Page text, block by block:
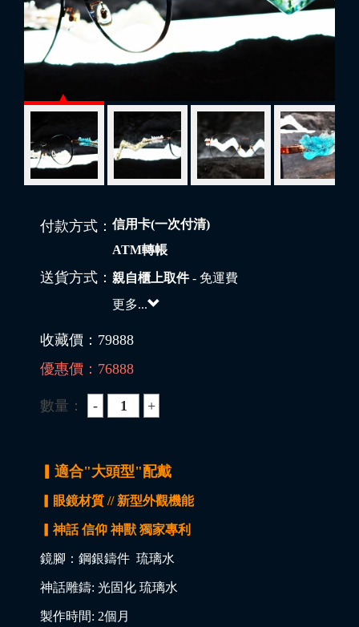
付款方式： 信用卡(一次付清)
ATM轉帳
送貨方式： 親自櫃上取件- 免運費
更多...
收藏價： 79888
優惠價： 76888
數量：
▎適合"大頭型"配戴
▎眼鏡材質 // 新型外觀機能
▎神話 信仰 神獸 獨家專利
鏡腳：鋼銀鑄件 琉璃水
神話雕鑄: 光固化 琉璃水
製作時間: 2個月